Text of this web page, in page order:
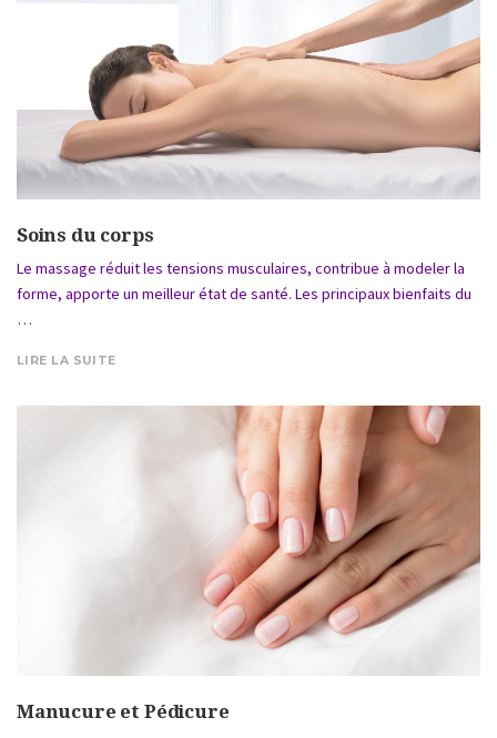
Soins du corps
Le massage réduit les tensions musculaires, contribue à modeler la
forme, apporte un meilleur état de santé. Les principaux bienfaits du
…
LIRE LA SUITE
Manucure et Pédicure